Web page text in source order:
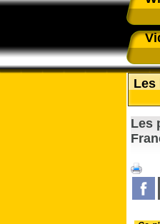
Les
Les